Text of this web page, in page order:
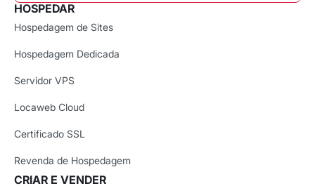
HOSPEDAR
Hospedagem de Sites
Hospedagem Dedicada
Servidor VPS
Locaweb Cloud
Certificado SSL
Revenda de Hospedagem
CRIAR E VENDER